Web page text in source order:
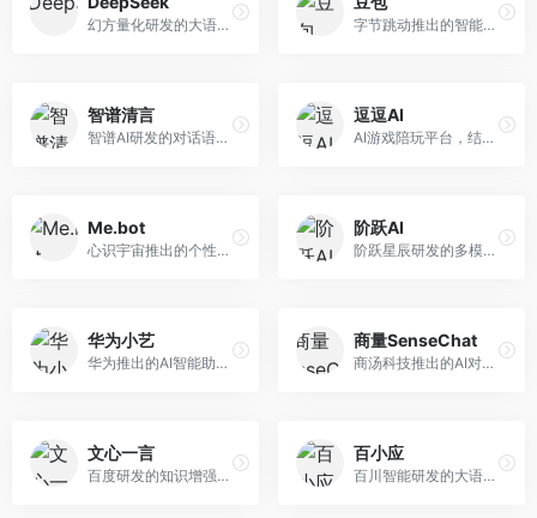
幻方量化研发的大语言模型平台，专注于深度推理和代码生成能力。面向开发者、研究人员和技术爱好者，提供强大的逻辑推理和数学计算功能，开源生态完善，API接口友好。 字节跳动推出的智能对话助手平台，提供文本创作、知识问答、英语学习等多种AI服务。面向普通用户和内容创作者，支持多轮对话和文件解析，免费使用，响应速度快，中文理解能力强。
智谱清言
智谱AI研发的对话语言模型，支持中英双语交互。面向中文用户和开发者，提供知识问答、代码编写、文档解读等服务，开源生态完善，学术研究背景深厚。
逗逗AI
AI游戏陪玩平台，结合游戏理解和自然语言交互技术。面向游戏玩家，提供游戏攻略、陪玩互动、社交聊天等服务，游戏知识丰富，互动体验有趣。
Me.bot
心识宇宙推出的个性化AI伴侣，专注于情感交互和个人助理服务。面向个人用户，支持日程管理、情感陪伴、知识问答等功能，交互体验人性化。
阶跃AI
阶跃星辰研发的多模态大模型平台，支持文本、图像、视频的综合理解与生成。面向创作者和企业客户，提供内容创作、智能分析等服务，多模态能力突出。
华为小艺
华为推出的AI智能助手网页端，深度整合鸿蒙生态和华为云服务。面向华为设备用户，支持语音交互、智能问答、设备控制等功能，与华为硬件生态无缝衔接。
商量SenseChat
商汤科技推出的AI对话平台，结合计算机视觉和自然语言处理技术。面向企业用户和开发者，支持多模态交互，视觉理解能力强，适合智能客服和内容创作场景。
文心一言
百度研发的知识增强大语言模型，深度融合百度知识图谱和搜索能力。面向中文用户，提供知识问答、文本创作、逻辑推理等服务，中文语境理解准确，知识覆盖面广。
百小应
百川智能研发的大语言模型助手，专注于中文理解和生成。面向中文用户，提供知识问答、文本创作、代码辅助等服务，模型参数规模大，中文表达流畅自然。